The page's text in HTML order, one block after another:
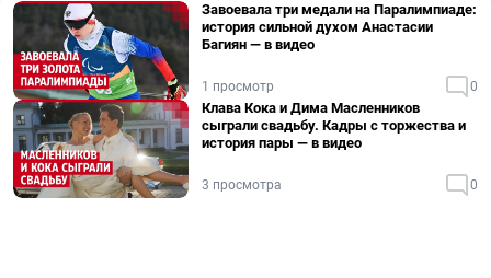
Завоевала три медали на Паралимпиаде:
история сильной духом Анастасии
Багиян — в видео
1 просмотр 0
Клава Кока и Дима Масленников
сыграли свадьбу. Кадры с торжества и
история пары — в видео
3 просмотра 0